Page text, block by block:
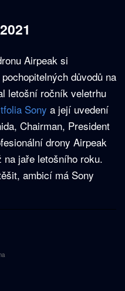
Airpeak si
důvodů na
letošní ročník veletrhu
Sony a její uvedení
Chairman, President
drony Airpeak
jaře letošního roku.
ambicí má Sony